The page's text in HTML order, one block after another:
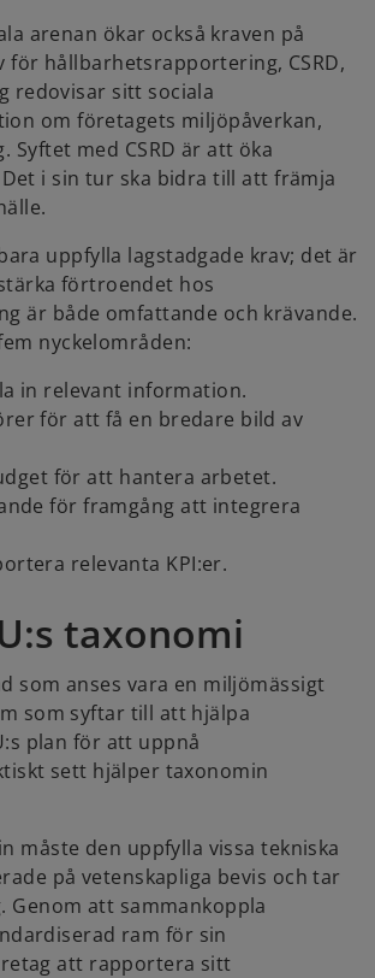
arenan ökar också kraven på
hållbarhetsrapportering, CSRD,
redovisar sitt sociala
om företagets miljöpåverkan,
med CSRD är att öka
i sin tur ska bidra till att främja
uppfylla lagstadgade krav; det är
förtroendet hos
är både omfattande och krävande.
nyckelområden:
in relevant information.
för att få en bredare bild av
för att hantera arbetet.
för framgång att integrera
relevanta KPI:er.
taxonomi
som anses vara en miljömässigt
som syftar till att hjälpa
plan för att uppnå
sett hjälper taxonomin
måste den uppfylla vissa tekniska
på vetenskapliga bevis och tar
att sammankoppla
ram för sin
att rapportera sitt